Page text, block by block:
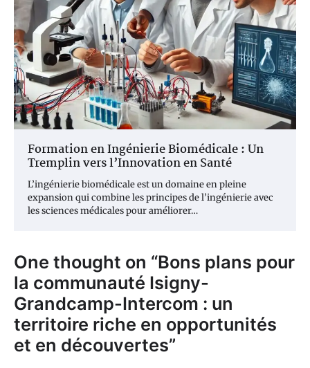
Formation en Ingénierie Biomédicale : Un
Tremplin vers l’Innovation en Santé
L’ingénierie biomédicale est un domaine en pleine
expansion qui combine les principes de l’ingénierie avec
les sciences médicales pour améliorer…
One thought on “Bons plans pour
la communauté Isigny-
Grandcamp-Intercom : un
territoire riche en opportunités
et en découvertes”